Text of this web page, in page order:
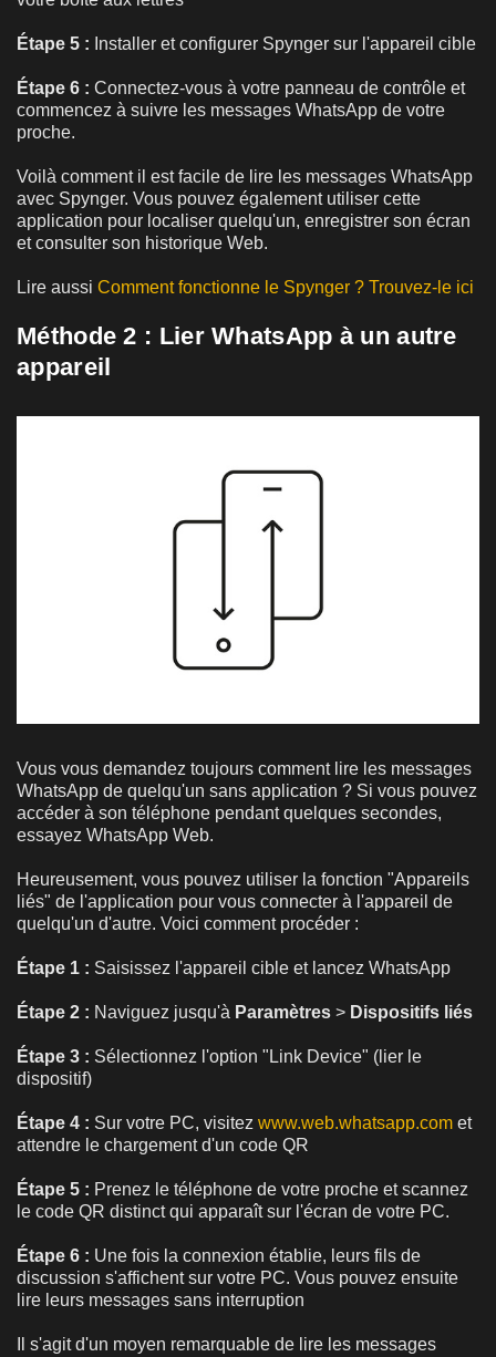
Étape 5 : Installer et configurer Spynger sur l'appareil cible
Étape 6 : Connectez-vous à votre panneau de contrôle et
commencez à suivre les messages WhatsApp de votre
proche.
Voilà comment il est facile de lire les messages WhatsApp
avec Spynger. Vous pouvez également utiliser cette
application pour localiser quelqu'un, enregistrer son écran
et consulter son historique Web.
Lire aussi Comment fonctionne le Spynger ? Trouvez-le ici
Méthode 2 : Lier WhatsApp à un autre
appareil
Vous vous demandez toujours comment lire les messages
WhatsApp de quelqu'un sans application ? Si vous pouvez
accéder à son téléphone pendant quelques secondes,
essayez WhatsApp Web.
Heureusement, vous pouvez utiliser la fonction "Appareils
liés" de l'application pour vous connecter à l'appareil de
quelqu'un d'autre. Voici comment procéder :
Étape 1 : Saisissez l'appareil cible et lancez WhatsApp
Étape 2 : Naviguez jusqu'à Paramètres > Dispositifs liés
Étape 3 : Sélectionnez l'option "Link Device" (lier le
dispositif)
Étape 4 : Sur votre PC, visitez www.web.whatsapp.com et
attendre le chargement d'un code QR
Étape 5 : Prenez le téléphone de votre proche et scannez
le code QR distinct qui apparaît sur l'écran de votre PC.
Étape 6 : Une fois la connexion établie, leurs fils de
discussion s'affichent sur votre PC. Vous pouvez ensuite
lire leurs messages sans interruption
Il s'agit d'un moyen remarquable de lire les messages